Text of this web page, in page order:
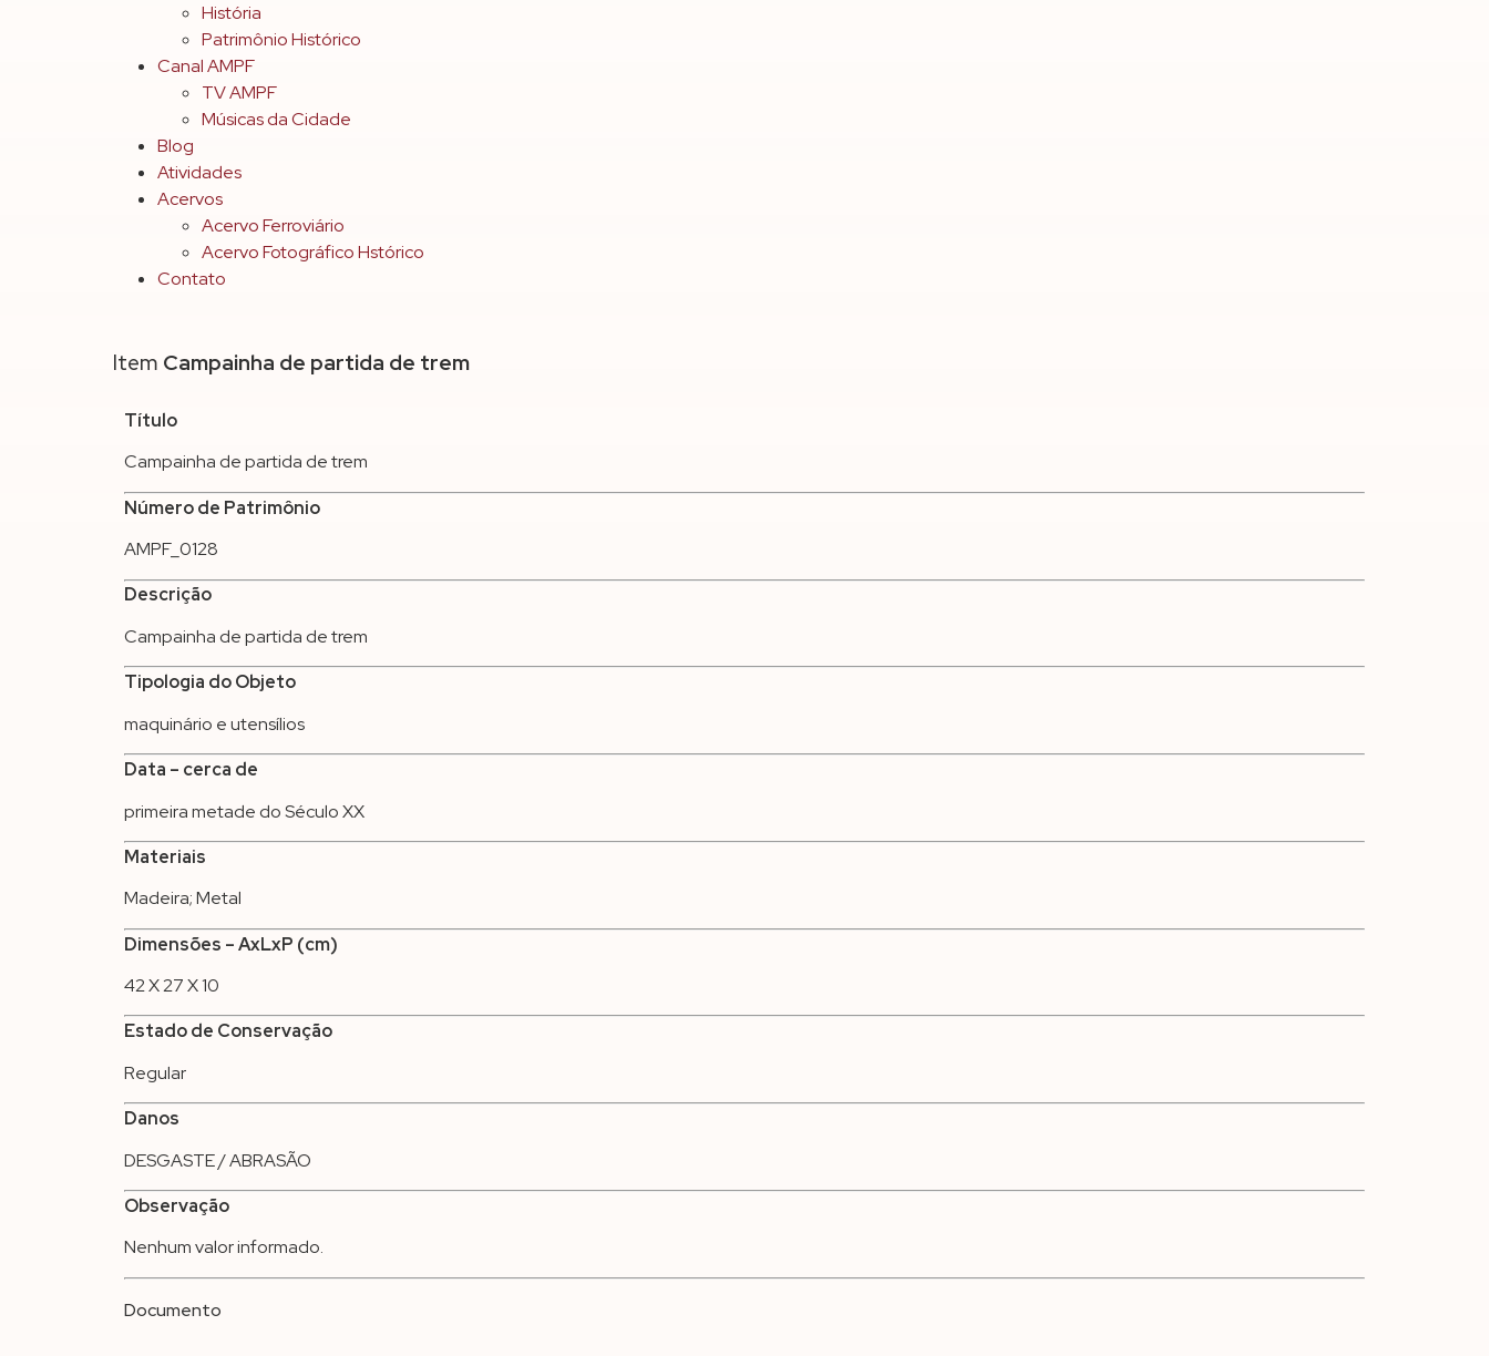
História
Patrimônio Histórico
Canal AMPF
TV AMPF
Músicas da Cidade
Blog
Atividades
Acervos
Acervo Ferroviário
Acervo Fotográfico Hstórico
Contato
Item Campainha de partida de trem
Título
Campainha de partida de trem
Número de Patrimônio
AMPF_0128
Descrição
Campainha de partida de trem
Tipologia do Objeto
maquinário e utensílios
Data – cerca de
primeira metade do Século XX
Materiais
Madeira; Metal
Dimensões – AxLxP (cm)
42 X 27 X 10
Estado de Conservação
Regular
Danos
DESGASTE / ABRASÃO
Observação
Nenhum valor informado.
Documento